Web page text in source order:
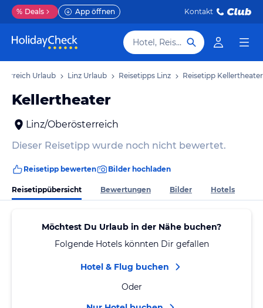
% Deals App öffnen Kontakt
Hotel, Reiseziel
Urlaub Linz Urlaub Reisetipps Linz Reisetipp Kellertheater
Kellertheater
Linz/Oberösterreich
Dieser Reisetipp wurde noch nicht bewertet.
Reisetipp bewerten Bilder hochladen
Reisetippübersicht Bewertungen Bilder Hotels
Möchtest Du Urlaub in der Nähe buchen?
Folgende Hotels könnten Dir gefallen
Hotel & Flug buchen
Oder